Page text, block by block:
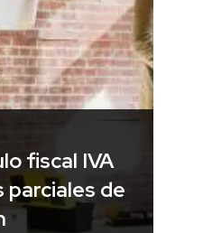
fiscal IVA
parciales de